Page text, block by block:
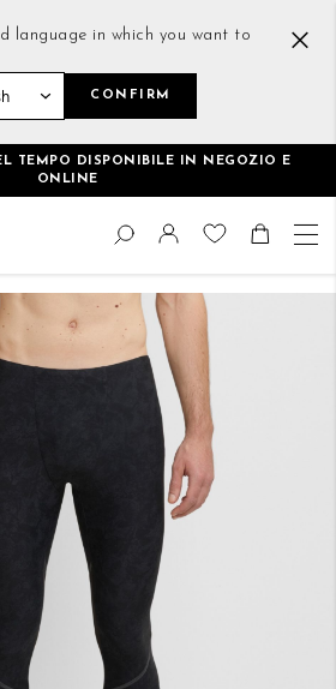
language in which you want to
CONFIRM
TEMPO DISPONIBILE IN NEGOZIO E
ONLINE
Salta
contenuto
Cambia
Cerca